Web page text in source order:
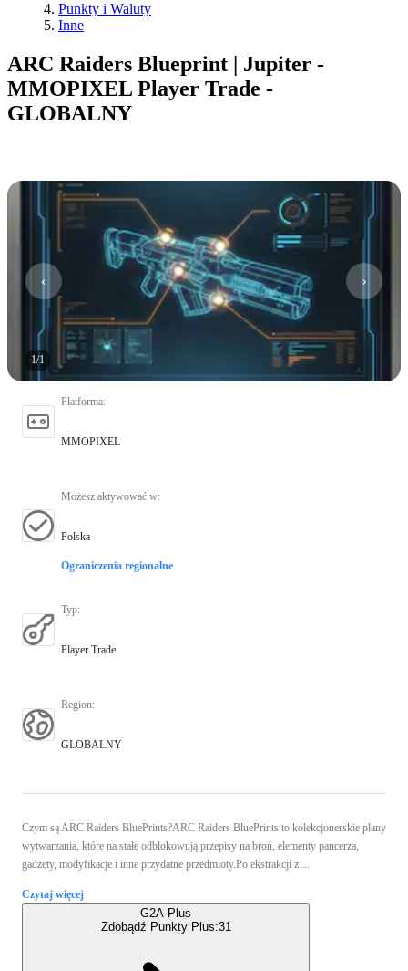
Punkty i Waluty
Inne
ARC Raiders Blueprint | Jupiter -
MMOPIXEL Player Trade -
GLOBALNY
1/1
Platforma:
MMOPIXEL
Możesz aktywować w:
Polska
Ograniczenia regionalne
Typ:
Player Trade
Region:
GLOBALNY
Czym są ARC Raiders BluePrints?ARC Raiders BluePrints to kolekcjonerskie plany
wytwarzania, które na stałe odblokowują przepisy na broń, elementy pancerza,
gadżety, modyfikacje i inne przydatne przedmioty.Po ekstrakcji z ...
Czytaj więcej
G2A Plus
Zdobądź Punkty Plus:31